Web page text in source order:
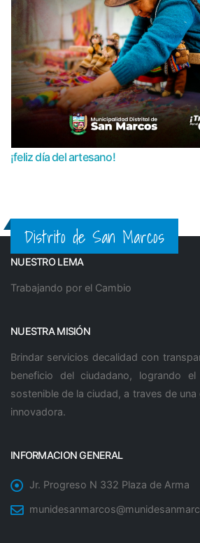
¡feliz día del artesano!
Distrito de San Marcos
NUESTRO LEMA
Trabajando por el Cambio
NUESTRA MISIÓN
Brindar servicios decalidad con
beneficio del ciudadano, logrando
sostenible de la ciudad, a traves de
innovadora.
INFORMACION GENERAL
Jr. Progreso N 332 Plaza de Arma